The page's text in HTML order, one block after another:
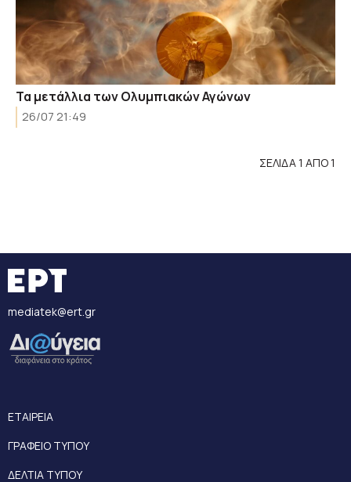
Τα μετάλλια των Ολυμπιακών Αγώνων
26/07 21:49
ΣΕΛΙΔΑ 1 ΑΠΟ 1
mediatek@ert.gr
ΕΤΑΙΡΕΙΑ
ΓΡΑΦΕΙΟ ΤΥΠΟΥ
ΔΕΛΤΙΑ ΤΥΠΟΥ